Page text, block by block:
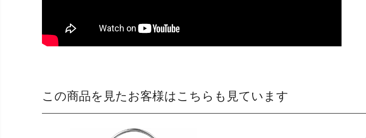
この商品を見たお客様はこちらも見ています